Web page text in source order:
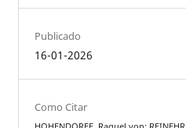
Publicado
16-01-2026
Como Citar